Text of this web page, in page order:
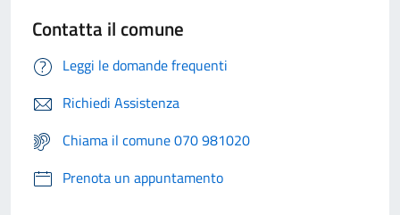
Contatta il comune
Leggi le domande frequenti
Richiedi Assistenza
Chiama il comune 070 981020
Prenota un appuntamento